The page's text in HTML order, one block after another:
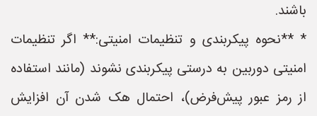
باشند.
* **نحوه پیکربندی و تنظیمات امنیتی:** اگر تنظیمات
امنیتی دوربین به درستی پیکربندی نشوند (مانند استفاده
از رمز عبور پیش‌فرض)، احتمال هک شدن آن افزایش